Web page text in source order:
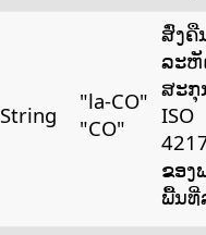
String
"la-CO"
"CO"
ສົ່ງຄື
ລະ
ສະກຸ
ISO
ຂອງ
ພື້ນທີ່